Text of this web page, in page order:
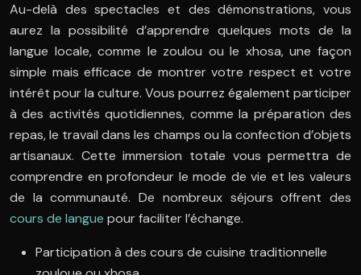
Au-delà des spectacles et des démonstrations, vous
aurez la possibilité d’apprendre quelques mots de la
langue locale, comme le zoulou ou le xhosa, une façon
simple mais efficace de montrer votre respect et votre
intérêt pour la culture. Vous pourrez également participer
à des activités quotidiennes, comme la préparation des
repas, le travail dans les champs ou la confection d’objets
artisanaux. Cette immersion totale vous permettra de
comprendre en profondeur le mode de vie et les valeurs
de la communauté. De nombreux séjours offrent des
cours de langue pour faciliter l’échange.
Participation à des cours de cuisine traditionnelle